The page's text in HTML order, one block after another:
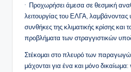
· Προχωρήσει άμεσα σε θεσμική
λειτουργίας του ΕΛΓΑ, λαμβάνοντας
συνθήκες της κλιματικής κρίσης και
προβλήματα των στραγγιστικών
Στέκομαι στο πλευρό των
μάχονται για ένα και μόνο